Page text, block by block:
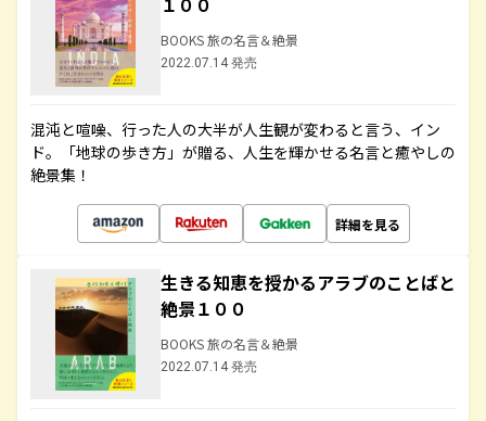
BOOKS 旅の名言＆絶景
2022.07.14 発売
混沌と喧噪、行った人の大半が人生観が変わると言う、イン
ド。「地球の歩き方」が贈る、人生を輝かせる名言と癒やしの
絶景集！
詳細を見る
生きる知恵を授かるアラブのことばと
絶景１００
BOOKS 旅の名言＆絶景
2022.07.14 発売